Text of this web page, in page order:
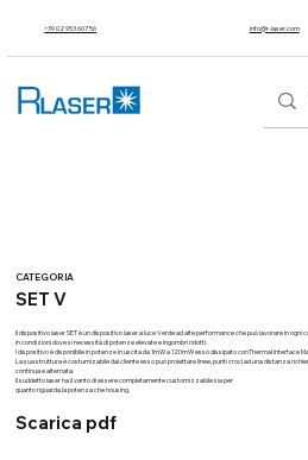
+39 02 953 607 56 info@r-laser.com
CATEGORIA
SET V
Il dispositivo laser SET è un dispositivo laser a luce Verde ad alte performance che può lavorare in
in condizioni dove si necessità di potenze elevate e ingombri ridotti.
l dispositivo è disponibile in potenze in uscita da 1mW a 120mW esso dissipato conThermal Interface
La sua struttura è costumizabile dal cliente esso può proiettare linee, punti croci ad una distanza
continua e alternata.
Il suddetto laser ha il vanto di essere completamente customizzabile sia per
quanto riguarda la potenza che housing.
Scarica pdf